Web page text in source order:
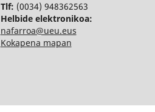
Tlf: (0034) 948362563
Helbide elektronikoa:
nafarroa@ueu.eus
Kokapena mapan